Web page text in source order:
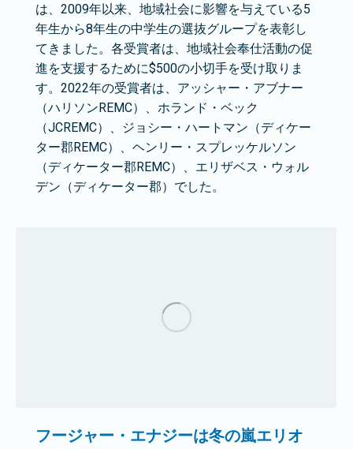
は、2009年以来、地域社会に影響を与えている5
年生から8年生の中学生の選抜グループを表彰し
てきました。各受賞者は、地域社会奉仕活動の促
進を支援するために$500の小切手を受け取りま
す。2022年の受賞者は、アッシャー・アブナー
（ハリソンREMC）、ホランド・ベック
（JCREMC）、ジョシー・ハートマン（ディケー
ター郡REMC）、ヘンリー・スプレッケルソン
（ディケーター郡REMC）、エリザベス・ウォル
デン（ディケーター郡）でした。
フージャー・エナジーは冬の嵐エリオ